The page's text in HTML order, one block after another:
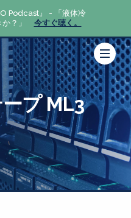
Podcast』 - 「液体冷
？」
今すぐ聴く。
プ ML3